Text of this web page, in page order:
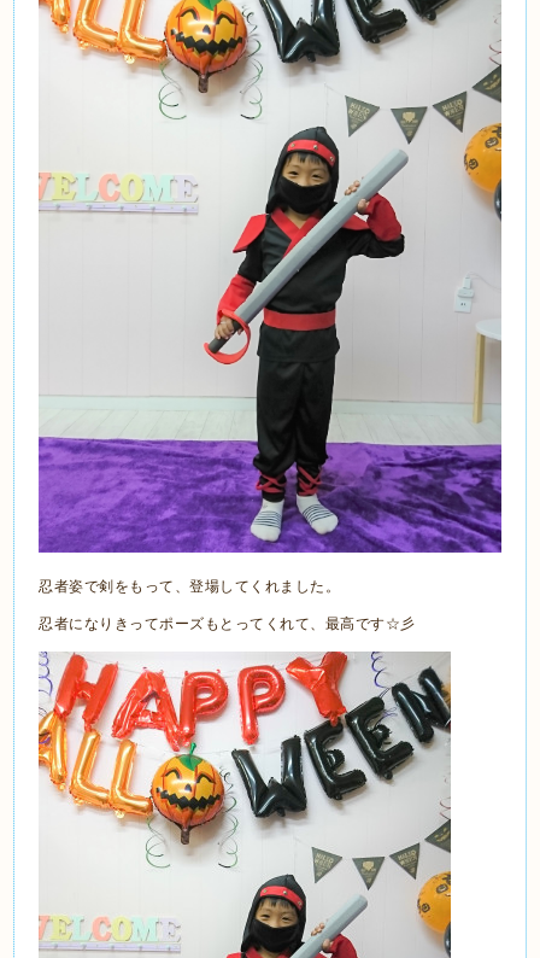
忍者姿で剣をもって、登場してくれました。
忍者になりきってポーズもとってくれて、最高です☆彡